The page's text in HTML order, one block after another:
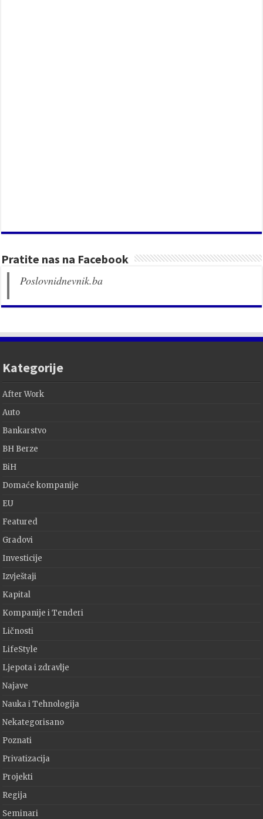
Pratite nas na Facebook
Poslovnidnevnik.ba
Kategorije
After Work
Auto
Bankarstvo
BH Berze
BiH
Domaće kompanije
EU
Featured
Gradovi
Investicije
Izvještaji
Kapital
Kompanije i Tenderi
Ličnosti
LifeStyle
Ljepota i zdravlje
Najave
Nauka i Tehnologija
Nekategorisano
Poznati
Privatizacija
Projekti
Regija
Seminari